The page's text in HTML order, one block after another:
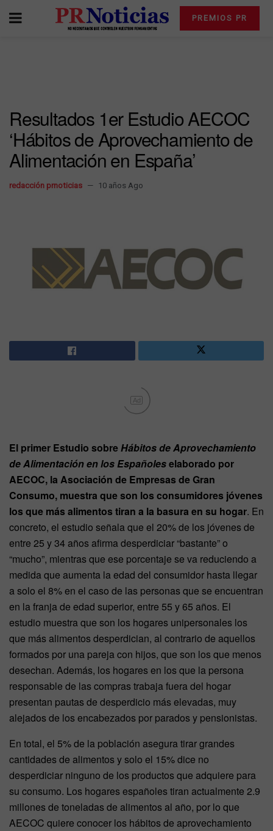
PREMIOS PR
Resultados 1er Estudio AECOC
‘Hábitos de Aprovechamiento de
Alimentación en España’
redacción prnoticias 10 años Ago
Ad
El primer Estudio sobreHábitos de Aprovechamiento
de Alimentación en los Españoleselaborado por
AECOC, la Asociación de Empresas de Gran
Consumo, muestra que son los consumidores jóvenes
los que más alimentos tiran a la basura en su hogar. En
concreto, el estudio señala que el 20% de los jóvenes de
entre 25 y 34 años afirma desperdiciar “bastante” o
“mucho”, mientras que ese porcentaje se va reduciendo a
medida que aumenta la edad del consumidor hasta llegar
a solo el 8% en el caso de las personas que se encuentran
en la franja de edad superior, entre 55 y 65 años. El
estudio muestra que son los hogares unipersonales los
que más alimentos desperdician, al contrario de aquellos
formados por una pareja con hijos, que son los que menos
desechan. Además, los hogares en los que la persona
responsable de las compras trabaja fuera del hogar
presentan pautas de desperdicio más elevadas, muy
alejados de los encabezados por parados y pensionistas.
En total, el 5% de la población asegura tirar grandes
cantidades de alimentos y solo el 15% dice no
desperdiciar ninguno de los productos que adquiere para
su consumo. Los hogares españoles tiran actualmente 2.9
millones de toneladas de alimentos al año, por lo que
AECOC quiere conocer los hábitos de aprovechamiento